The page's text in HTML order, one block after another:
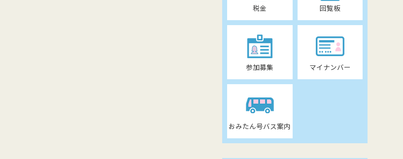
税金 回覧板
参加募集 マイナンバー
おみたん号バス案内